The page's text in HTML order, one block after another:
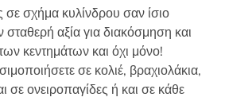
σε σχήμα κυλίνδρου σαν ίσιο
αξία για διακόσμηση και
κεντημάτων και όχι μόνο!
σε κολιέ, βραχιολάκια,
σε ονειροπαγίδες ή και σε κάθε